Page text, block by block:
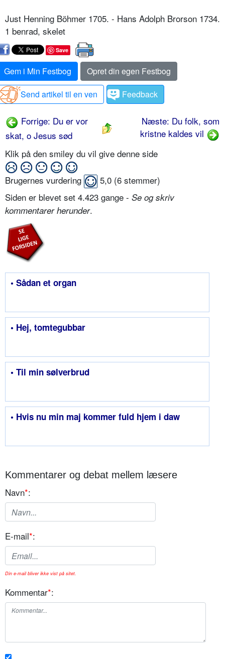
Just Henning Böhmer 1705. - Hans Adolph Brorson 1734.
1 benrad, skelet
Save
Gem i Min Festbog
Opret din egen Festbog
Send artikel til en ven
Feedback
Forrige: Du er vor
skat, o Jesus sød
Næste: Du folk, som
kristne kaldes vil
Klik på den smiley du vil give denne side
Brugernes vurdering 5,0 (6 stemmer)
Siden er blevet set 4.423 gange - Se og skriv
kommentarer herunder.
• Sådan et organ
• Hej, tomtegubbar
• Til min sølverbrud
• Hvis nu min maj kommer fuld hjem i daw
Kommentarer og debat mellem læsere
Navn*:
E-mail*:
Din e-mail bliver ikke vist på sitet.
Kommentar*: